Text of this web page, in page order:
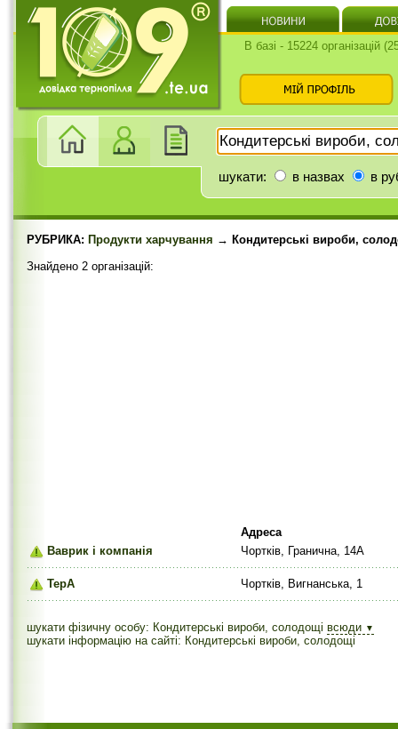
В базі - 15224 організацій
шукати: в назвах в
РУБРИКА: Продукти харчування → Кондитерські вироби,
Знайдено 2 організацій:
Адреса
Ваврик і компанія
Чортків, Гранична, 14А
ТерА Чортків, Вигнанська, 1
шукати фізичну особу: Кондитерські вироби, солодощі всюди ▼
шукати інформацію на сайті: Кондитерські вироби, солодощі